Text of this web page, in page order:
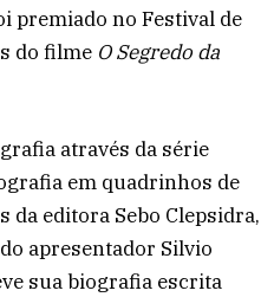
premiado no Festival de
do filme O Segredo da
através da série
em quadrinhos de
da editora Sebo Clepsidra,
apresentador Silvio
sua biografia escrita